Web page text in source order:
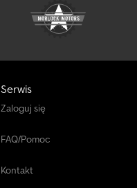
Serwis
Zaloguj się
FAQ/Pomoc
Kontakt